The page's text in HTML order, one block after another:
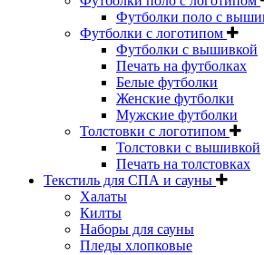
Футболки поло с
Футболки с логотипом
Футболки с вышивкой
Печать на футболках
Белые футболки
Женские футболки
Мужские футболки
Толстовки с логотипом
Толстовки с вышивкой
Печать на толстовках
Текстиль для СПА и сауны
Халаты
Килты
Наборы для сауны
Пледы хлопковые